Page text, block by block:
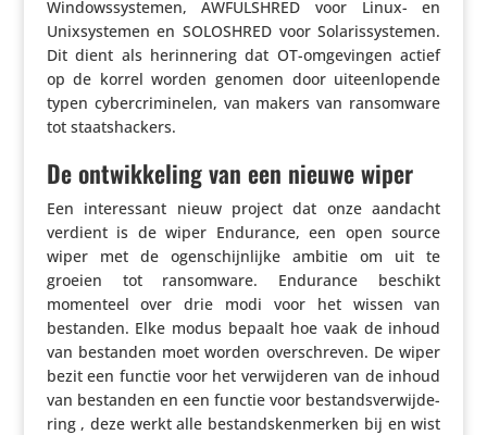
Windows­sys­temen, AWFULSHRED voor Linux- en
Unix­sys­temen en SOLOSHRED voor Sola­ris­sys­temen.
Dit dient als herin­ne­ring dat OT-omge­vingen actief
op de korrel worden genomen door uiteen­lo­pende
typen cyber­cri­mi­nelen, van makers van ransom­ware
tot staatshackers.
De ontwikkeling van een nieuwe wiper
Een inte­res­sant nieuw project dat onze aandacht
verdient is de wiper Endurance, een open source
wiper met de ogen­schijn­lijke ambitie om uit te
groeien tot ransom­ware. Endurance beschikt
momenteel over drie modi voor het wissen van
bestanden. Elke modus bepaalt hoe vaak de inhoud
van bestanden moet worden over­schreven. De wiper
bezit een functie voor het verwij­deren van de inhoud
van bestanden en een functie voor bestands­ver­wij­de­
ring , deze werkt alle bestands­ken­merken bij en wist